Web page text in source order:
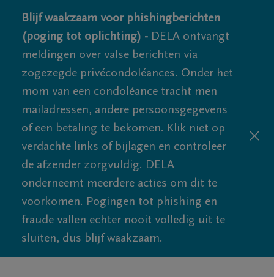
Blijf waakzaam voor phishingberichten
(poging tot oplichting) - DELA ontvangt
meldingen over valse berichten via
zogezegde privécondoléances. Onder het
mom van een condoléance tracht men
mailadressen, andere persoonsgegevens
of een betaling te bekomen. Klik niet op
verdachte links of bijlagen en controleer
de afzender zorgvuldig. DELA
onderneemt meerdere acties om dit te
voorkomen. Pogingen tot phishing en
fraude vallen echter nooit volledig uit te
sluiten, dus blijf waakzaam.